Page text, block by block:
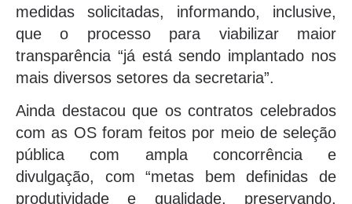
medidas solicitadas, informando, inclusive,
que o processo para viabilizar maior
transparência “já está sendo implantado nos
mais diversos setores da secretaria”.
Ainda destacou que os contratos celebrados
com as OS foram feitos por meio de seleção
pública com ampla concorrência e
divulgação, com “metas bem definidas de
produtividade e qualidade, preservando,